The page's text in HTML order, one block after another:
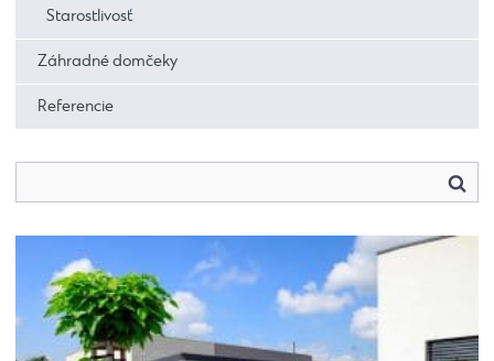
Starostlivosť
Záhradné domčeky
Referencie